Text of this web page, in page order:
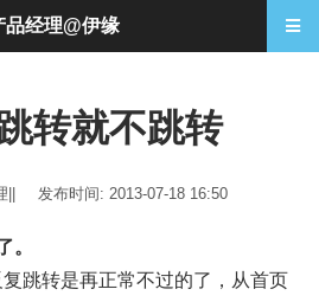
转就不跳转
发布时间: 2013-07-18 16:50
。
跳转是再正常不过的了，从首页
品经理@伊缘